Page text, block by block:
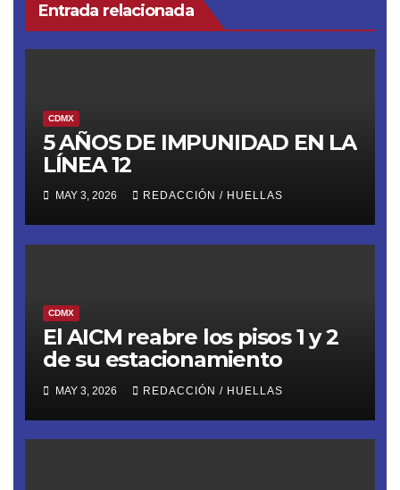
Entrada relacionada
CDMX
5 AÑOS DE IMPUNIDAD EN LA
LÍNEA 12
MAY 3, 2026 REDACCIÓN / HUELLAS
CDMX
El AICM reabre los pisos 1 y 2
de su estacionamiento
MAY 3, 2026 REDACCIÓN / HUELLAS